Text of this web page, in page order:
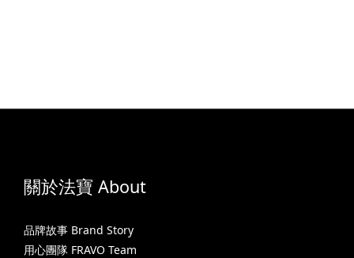
關於法寶 About
品牌故事 Brand Story
用心團隊 FRAVO Team